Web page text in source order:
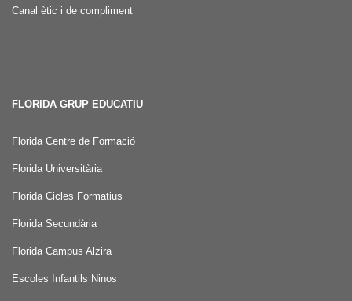
Canal ètic i de compliment
FLORIDA GRUP EDUCATIU
Florida Centre de Formació
Florida Universitària
Florida Cicles Formatius
Florida Secundària
Florida Campus Alzira
Escoles Infantils Ninos